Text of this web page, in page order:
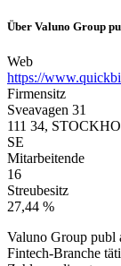
Über Valuno Group
Web
https://
Firmensitz
Sveavagen 31
111 34,
SE
Mitarbeitende
16
Streubesitz
27,44 %
Valuno Group publ
Fintech-Branche